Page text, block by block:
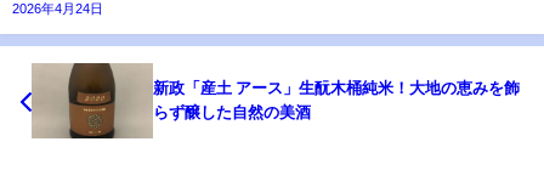
2026年4月24日
新政「産土 アース」生酛木桶純米！大地の恵みを飾
らず醸した自然の美酒